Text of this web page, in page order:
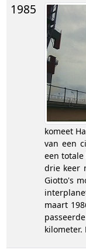
1985
komeet
van een
een totale
drie keer
Giotto's
maart
kilometer.